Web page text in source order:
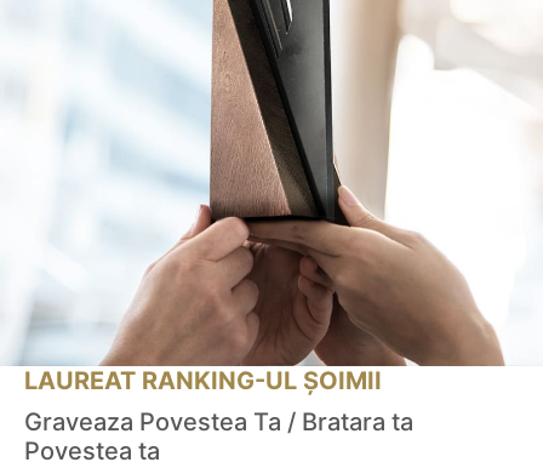
LAUREAT RANKING-UL ȘOIMII
Graveaza Povestea Ta / Bratara ta
Povestea ta